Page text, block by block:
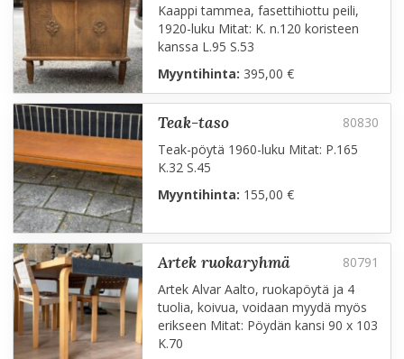
Kaappi tammea, fasettihiottu peili,
1920-luku Mitat: K. n.120 koristeen
kanssa L.95 S.53
Myyntihinta: 395,00 €
teak-taso
Teak-pöytä 1960-luku Mitat: P.165
K.32 S.45
Myyntihinta: 155,00 €
artek ruokaryhmä
Artek Alvar Aalto, ruokapöytä ja 4
tuolia, koivua, voidaan myydä myös
erikseen Mitat: Pöydän kansi 90 x 103
K.70